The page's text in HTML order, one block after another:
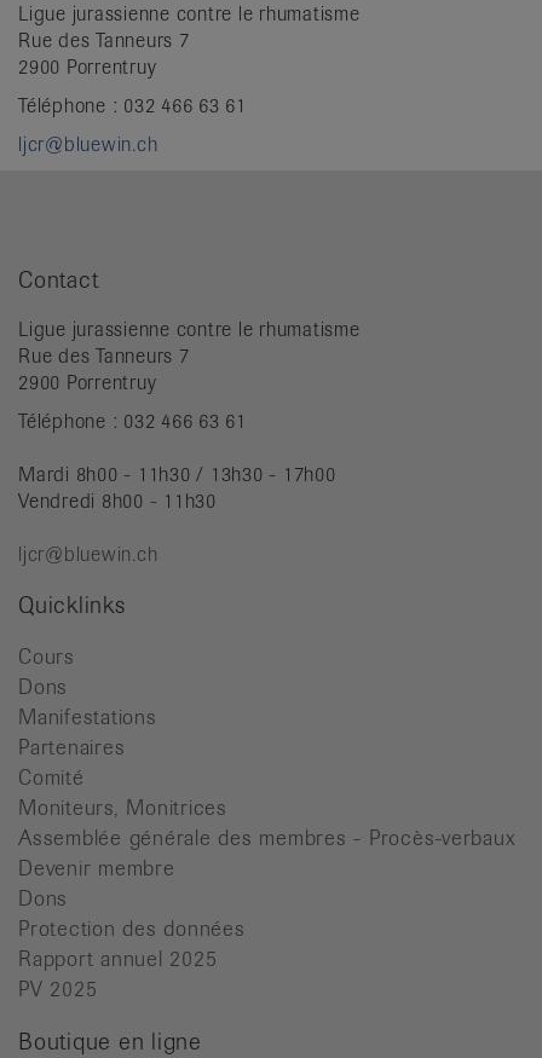
Ligue jurassienne contre le rhumatisme
Rue des Tanneurs 7
2900 Porrentruy
Téléphone : 032 466 63 61
ljcr@bluewin.ch
Contact
Ligue jurassienne contre le rhumatisme
Rue des Tanneurs 7
2900 Porrentruy
Téléphone : 032 466 63 61
Mardi 8h00 - 11h30 / 13h30 - 17h00
Vendredi 8h00 - 11h30
ljcr@bluewin.ch
Quicklinks
Cours
Dons
Manifestations
Partenaires
Comité
Moniteurs, Monitrices
Assemblée générale des membres - Procès-verbaux
Devenir membre
Dons
Protection des données
Rapport annuel 2025
PV 2025
Boutique en ligne